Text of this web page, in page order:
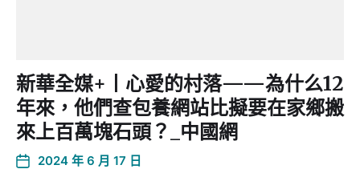
新華全媒+丨心愛的村落——為什么12
年來，他們查包養網站比擬要在家鄉搬
來上百萬塊石頭？_中國網
2024 年 6 月 17 日